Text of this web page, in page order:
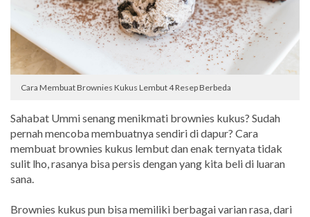
Cara Membuat Brownies Kukus Lembut 4 Resep Berbeda
Sahabat Ummi senang menikmati brownies kukus? Sudah
pernah mencoba membuatnya sendiri di dapur? Cara
membuat brownies kukus lembut dan enak ternyata tidak
sulit lho, rasanya bisa persis dengan yang kita beli di luaran
sana.
Brownies kukus pun bisa memiliki berbagai varian rasa, dari